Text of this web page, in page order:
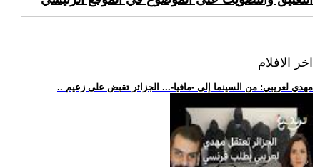
اخر الافلام
.. مهدي لعريبي: من السينما إلى -مافيا-... الجزائر تقبض على زعيم